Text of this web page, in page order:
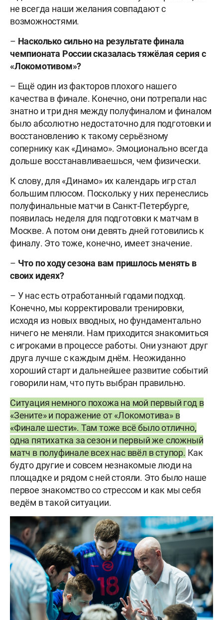
не всегда наши желания совпадают с
возможностями.
– Насколько сильно на результате финала
чемпионата России сказалась тяжёлая серия с
«Локомотивом»?
– Ещё один из факторов плохого нашего
качества в финале. Конечно, они потрепали нас
знатно и три дня между полуфиналом и финалом
было абсолютно недостаточно для подготовки и
восстановлению к такому серьёзному
сопернику как «Динамо». Эмоционально всегда
дольше восстанавливаешься, чем физически.
К слову, для «Динамо» их календарь игр стал
большим плюсом. Поскольку у них перенеслись
полуфинальные матчи в Санкт-Петербурге,
появилась неделя для подготовки к матчам в
Москве. А потом они девять дней готовились к
финалу. Это тоже, конечно, имеет значение.
– Что по ходу сезона вам пришлось менять в
своих идеях?
– У нас есть отработанный годами подход.
Конечно, мы корректировали тренировки,
исходя из новых вводных, но фундаментально
ничего не меняли. Нам приходится знакомиться
с игроками в процессе работы. Они узнают друг
друга лучше с каждым днём. Неожиданно
хороший старт и дальнейшее развитие событий
говорили нам, что путь выбран правильно.
Ситуация немного похожа на мой первый год в
«Зените» и поражение от «Локомотива» в
«Финале шести». Там тоже всё было отлично,
одна пятихатка за сезон и первый же сложный
матч в полуфинале всех нас ввёл в ступор. Как
будто другие и совсем незнакомые люди на
площадке и рядом с ней стояли. Это было наше
первое знакомство со стрессом и как мы себя
ведём в такой ситуации.